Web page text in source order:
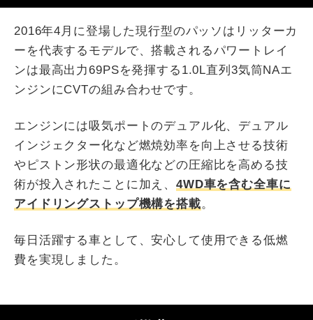
2016年4月に登場した現行型のパッソはリッターカ
ーを代表するモデルで、搭載されるパワートレイ
ンは最高出力69PSを発揮する1.0L直列3気筒NAエ
ンジンにCVTの組み合わせです。
エンジンには吸気ポートのデュアル化、デュアル
インジェクター化など燃焼効率を向上させる技術
やピストン形状の最適化などの圧縮比を高める技
術が投入されたことに加え、4WD車を含む全車に
アイドリングストップ機構を搭載。
毎日活躍する車として、安心して使用できる低燃
費を実現しました。